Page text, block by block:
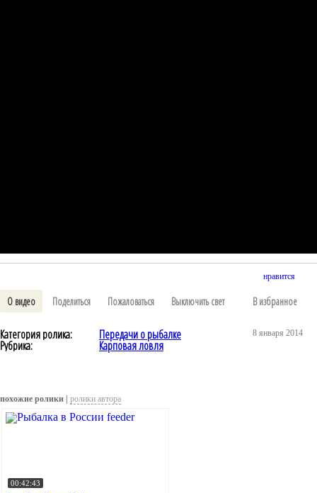
нравится
О видео Поделиться Пожаловаться Выключить свет В избранное
Категория ролика: Передачи о рыбалке
Рубрика: Карповая ловля
8 января 2014
похожие ролики | ролики автора
00:42:43